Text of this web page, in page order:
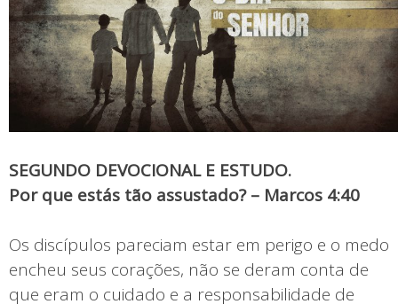
SEGUNDO DEVOCIONAL E ESTUDO.
Por que estás tão assustado? – Marcos 4:40
Os discípulos pareciam estar em perigo e o medo
encheu seus corações, não se deram conta de
que eram o cuidado e a responsabilidade de